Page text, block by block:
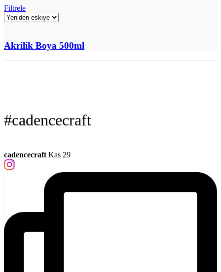
Filtrele
Akrilik Boya 500ml
#cadencecraft
cadencecraft Kas 29